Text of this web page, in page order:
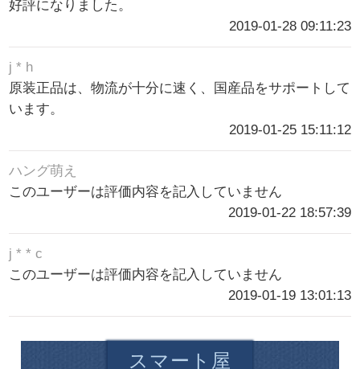
好評になりました。
2019-01-28 09:11:23
j * h
原装正品は、物流が十分に速く、国産品をサポートして
います。
2019-01-25 15:11:12
ハング萌え
このユーザーは評価内容を記入していません
2019-01-22 18:57:39
j * * c
このユーザーは評価内容を記入していません
2019-01-19 13:01:13
スマート屋